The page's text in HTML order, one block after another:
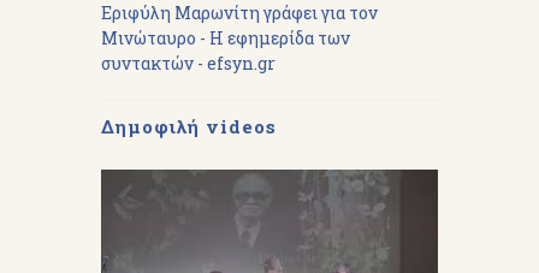
Εριφύλη Μαρωνίτη γράφει για τον
Μινώταυρο - Η εφημερίδα των
συντακτών - efsyn.gr
Δημοφιλή videos